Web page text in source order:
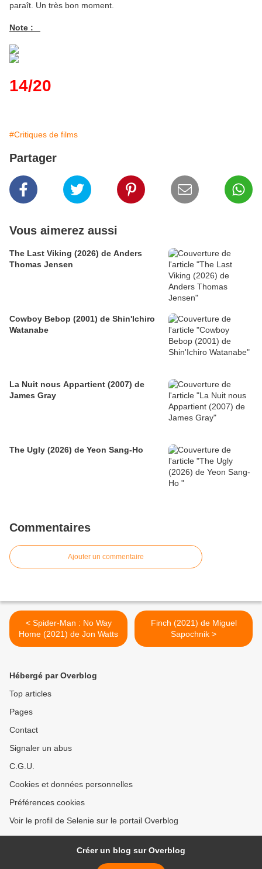
paraît. Un très bon moment.
Note :
14/20
#Critiques de films
Partager
Vous aimerez aussi
The Last Viking (2026) de Anders
Thomas Jensen
Cowboy Bebop (2001) de Shin'Ichiro
Watanabe
La Nuit nous Appartient (2007) de
James Gray
The Ugly (2026) de Yeon Sang-Ho
Commentaires
Ajouter un commentaire
< Spider-Man : No Way
Home (2021) de Jon Watts
Finch (2021) de Miguel
Sapochnik >
Hébergé par Overblog
Top articles
Pages
Contact
Signaler un abus
C.G.U.
Cookies et données personnelles
Préférences cookies
Voir le profil de Selenie sur le portail Overblog
Créer un blog sur Overblog